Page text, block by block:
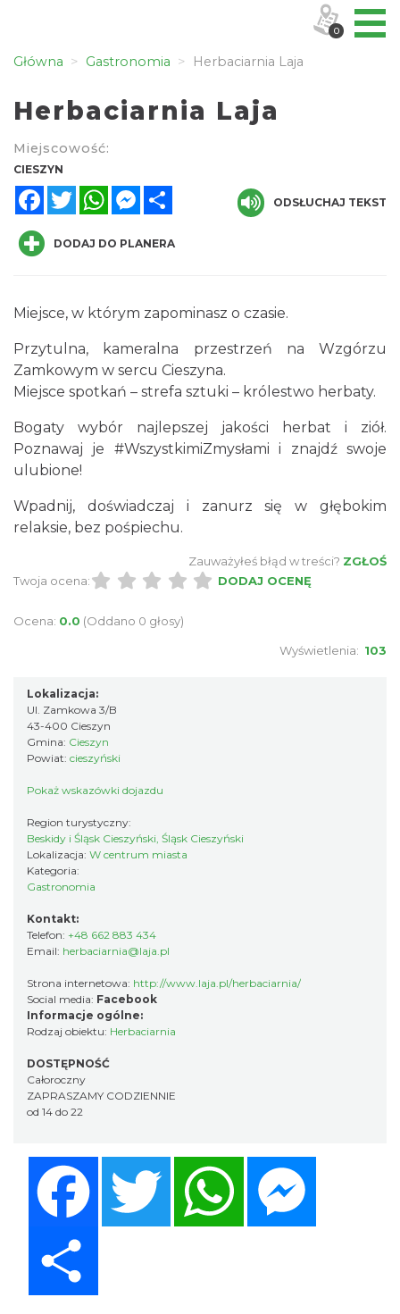
Główna Gastronomia Herbaciarnia Laja
Herbaciarnia Laja
Miejscowość:
CIESZYN
FacebookTwitterWhatsAppMessenger
ODSŁUCHAJ TEKST
DODAJ DO PLANERA
Miejsce, w którym zapominasz o czasie.
Przytulna, kameralna przestrzeń na Wzgórzu
Zamkowym w sercu Cieszyna.
Miejsce spotkań – strefa sztuki – królestwo herbaty.
Bogaty wybór najlepszej jakości herbat i ziół.
Poznawaj je #WszystkimiZmysłami i znajdź swoje
ulubione!
Wpadnij, doświadczaj i zanurz się w głębokim
relaksie, bez pośpiechu.
Zauważyłeś błąd w treści? ZGŁOŚ
Twoja ocena:
DODAJ OCENĘ
Ocena: 0.0 (Oddano 0 głosy)
Wyświetlenia: 103
Lokalizacja:
Ul. Zamkowa 3/B
43-400 Cieszyn
Gmina: Cieszyn
Powiat: cieszyński
Pokaż wskazówki dojazdu
Region turystyczny:
Beskidy i Śląsk Cieszyński, Śląsk Cieszyński
Lokalizacja: W centrum miasta
Kategoria:
Gastronomia
Kontakt:
Telefon: +48 662 883 434
Email: herbaciarnia@laja.pl
Strona internetowa: http://www.laja.pl/herbaciarnia/
Social media: Facebook
Informacje ogólne:
Rodzaj obiektu: Herbaciarnia
DOSTĘPNOŚĆ
Całoroczny
ZAPRASZAMY CODZIENNIE
od 14 do 22
Twitter WhatsApp
0